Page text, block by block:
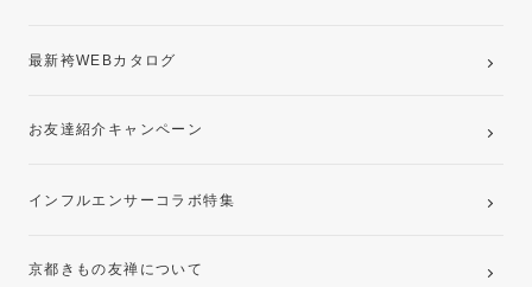
最新袴WEBカタログ
お友達紹介キャンペーン
インフルエンサーコラボ特集
京都きもの友禅について